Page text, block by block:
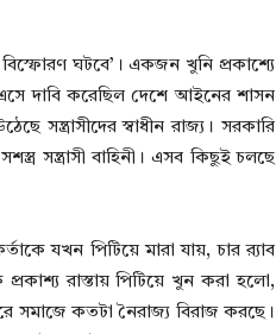
ঘটবে’। একজন খুনি প্রকাশ্যে
এসে দাবি করেছিল দেশে আইনের শাসন
সন্ত্রাসীদের স্বাধীন রাজ্য। সরকারি
সন্ত্রাসী বাহিনী। এসব কিছুই চলছে
যখন পিটিয়ে মারা যায়, চার র‍্যাব
রাস্তায় পিটিয়ে খুন করা হলো,
সমাজে কতটা নৈরাজ্য বিরাজ করছে।